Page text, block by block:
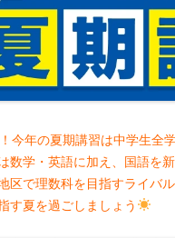
今年の夏期講習は中学生全
数学・英語に加え、国語を
区で理数科を目指すライバ
す夏を過ごしましょう